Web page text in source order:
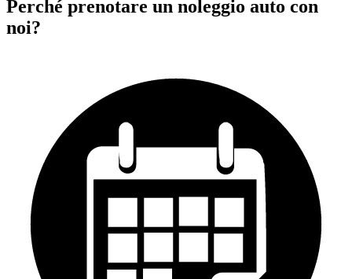
Perché prenotare un noleggio auto con
noi?